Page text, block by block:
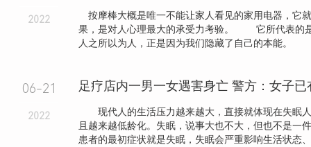
2022
按摩棒大概是唯一不能让家人看见的家用电器，它
果，是对人心理最大的承受力考验。 它所代表的
人之所以为人，正是因为我们隐藏了自己的本能。
06-21
2022
足疗店内一男一女遇害身亡 警方：女子已
现代人的生活压力越来越大，直接就体现在失眠
且越来越低龄化。失眠，说事大也不大，但也不是一
患者的最初症状就是失眠，失眠会严重影响生活状态